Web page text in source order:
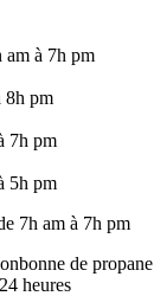
am à 7h pm
8h pm
7h pm
5h pm
7h am à 7h pm
de propane
heures